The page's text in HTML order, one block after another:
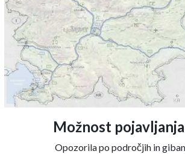
Možnost
Opozorila po področjih in